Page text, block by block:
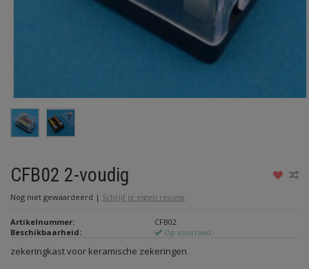
CFB02 2-voudig
Nog niet gewaardeerd | Schrijf je eigen review
Artikelnummer:
CFB02
Beschikbaarheid:
Op voorraad
zekeringkast voor keramische zekeringen